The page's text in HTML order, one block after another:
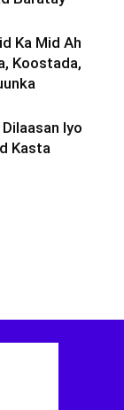
Ka Mid Ah
Koostada,
Iyo
Kasta